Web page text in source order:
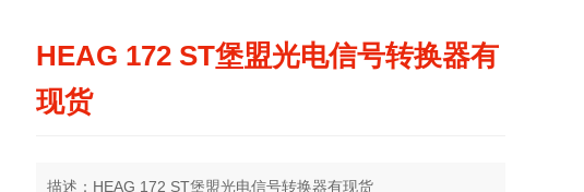
HEAG 172 ST堡盟光电信号转换器有
现货
描述：HEAG 172 ST堡盟光电信号转换器有现货